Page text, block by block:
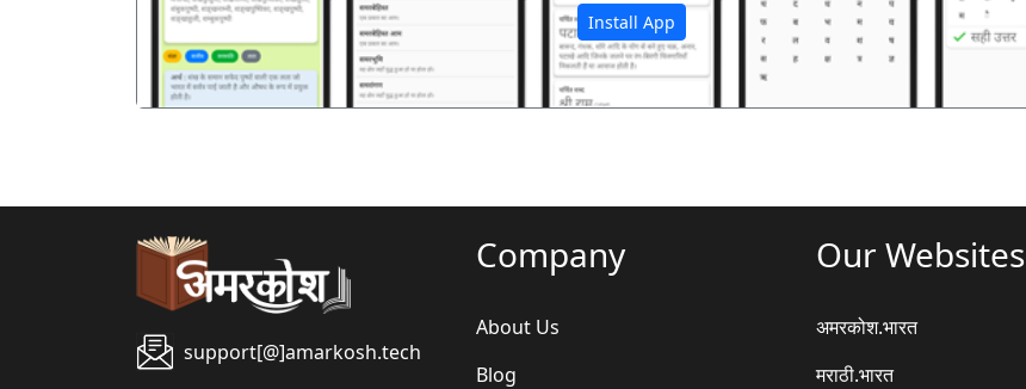
Install App
support[@]amarkosh.tech
Company
About Us
Blog
Our Websites
अमरकोश.भारत
मराठी.भारत